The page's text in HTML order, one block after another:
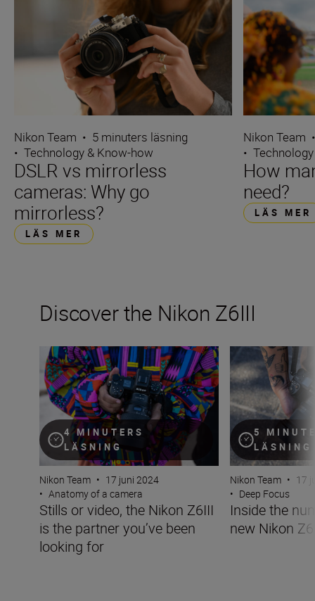
Nikon Team • 5 minuters läsning
• Technology & Know-how
DSLR vs mirrorless
cameras: Why go
mirrorless?
LÄS MER
Nikon Team
•
How
need?
LÄS MER
Discover the Nikon Z6III
4 MINUTERS
LÄSNING
Stills or video, the Nikon Z6III is the partner you’ve
Nikon Team • 17 juni 2024
• Anatomy of a camera
Stills or video, the Nikon Z6III
is the partner you’ve been
looking for
5
LÄSNING
Inside the
Nikon Team • 17
• Deep Focus
Inside the
new Nikon